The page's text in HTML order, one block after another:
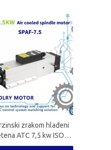
zrakom hlađeni
ATC 7,5 kw ISO30
za CNC glodalicu